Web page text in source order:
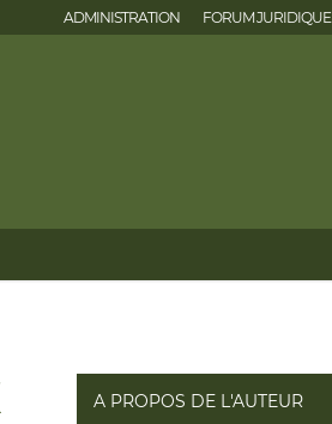
ADMINISTRATION FORUM JURIDIQUE
A PROPOS DE L'AUTEUR